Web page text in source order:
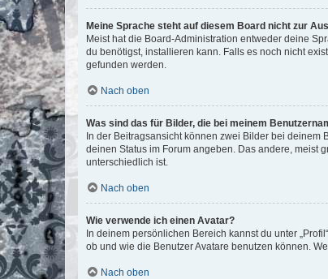
Meine Sprache steht auf diesem Board nicht zur
Meist hat die Board-Administration entweder deine
du benötigst, installieren kann. Falls es noch nicht
gefunden werden.
Nach oben
Was sind das für Bilder, die bei meinem
In der Beitragsansicht können zwei Bilder bei deinem
deinen Status im Forum angeben. Das andere, meist
unterschiedlich ist.
Nach oben
Wie verwende ich einen Avatar?
In deinem persönlichen Bereich kannst du unter
ob und wie die Benutzer Avatare benutzen können.
Nach oben